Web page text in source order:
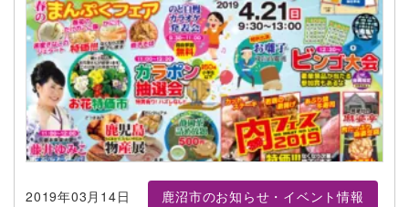
2019年03月14日 鹿沼市のお知らせ・イベント情報